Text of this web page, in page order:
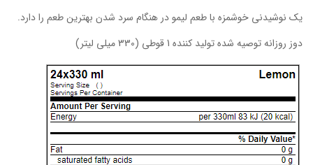
یک نوشیدنی خوشمزه با طعم لیمو در هنگام سرد شدن بهترین طعم را دارد.
دوز روزانه توصیه شده تولید کننده 1 قوطی (330 میلی لیتر)